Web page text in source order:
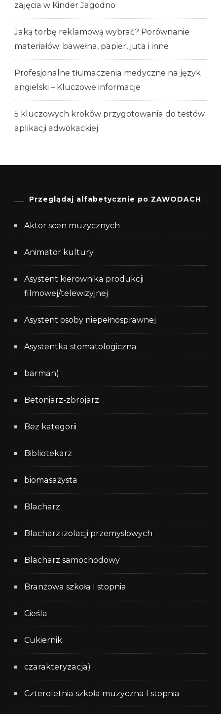
zajęcia w Kinder Jagodno
Jaką torbę reklamową wybrać? Porównanie
materiałów: bawełna, papier, juta i inne
Profesjonalne tłumaczenia medyczne na język
angielski – Kluczowe informacje
5 kluczowych kroków przygotowania do testów
aplikacji adwokackiej
Przeglądaj alfabetycznie po ZAWODACH
Aktor scen muzycznych
Animator kultury
Asystent kierownika produkcji
filmowej/telewizyjnej
Asystent osoby niepełnosprawnej
Asystentka stomatologiczna
barman)
Betoniarz-zbrojarz
Bez kategorii
Bibliotekarz
biomasażysta
Blacharz
Blacharz izolacji przemysłowych
Blacharz samochodowy
Branżowa szkoła I stopnia
Cieśla
Cukiernik
czarakteryzacja)
Czteroletnia szkoła muzyczna I stopnia